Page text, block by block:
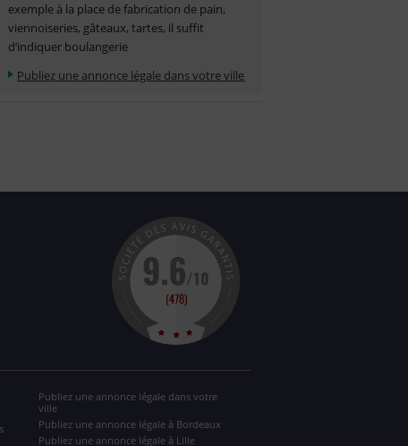
exemple à la place de fabrication de pain,
viennoiseries, gâteaux, tartes, il suffit
d’indiquer boulangerie
Publiez une annonce légale dans votre ville
Publiez une annonce légale dans votre
ville
Publiez une annonce légale à Bordeaux
Publiez une annonce légale à Lille